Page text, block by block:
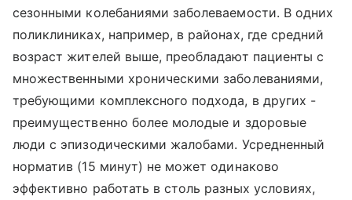
сезонными колебаниями заболеваемости. В одних
поликлиниках, например, в районах, где средний
возраст жителей выше, преобладают пациенты с
множественными хроническими заболеваниями,
требующими комплексного подхода, в других -
преимущественно более молодые и здоровые
люди с эпизодическими жалобами. Усредненный
норматив (15 минут) не может одинаково
эффективно работать в столь разных условиях,